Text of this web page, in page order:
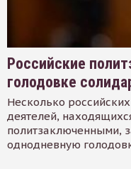
Российские
голодовке
Несколько
деятелей,
политзаключенными,
однодневную